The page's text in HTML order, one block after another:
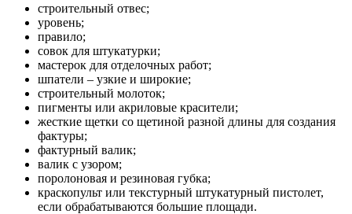
строительный отвес;
уровень;
правило;
совок для штукатурки;
мастерок для отделочных работ;
шпатели – узкие и широкие;
строительный молоток;
пигменты или акриловые красители;
жесткие щетки со щетиной разной длины для создания
фактуры;
фактурный валик;
валик с узором;
поролоновая и резиновая губка;
краскопульт или текстурный штукатурный пистолет,
если обрабатываются большие площади.